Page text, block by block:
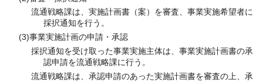
流通戦略課は、実施計画書（案）を審査、事業実施希望者に
採択通知を行う。
(3)事業実施計画の申請・承認
採択通知を受け取った事業実施主体は、事業実施計画書の承
認申請を流通戦略課に行う。
流通戦略課は、承認申請のあった実施計画書を審査の上、承